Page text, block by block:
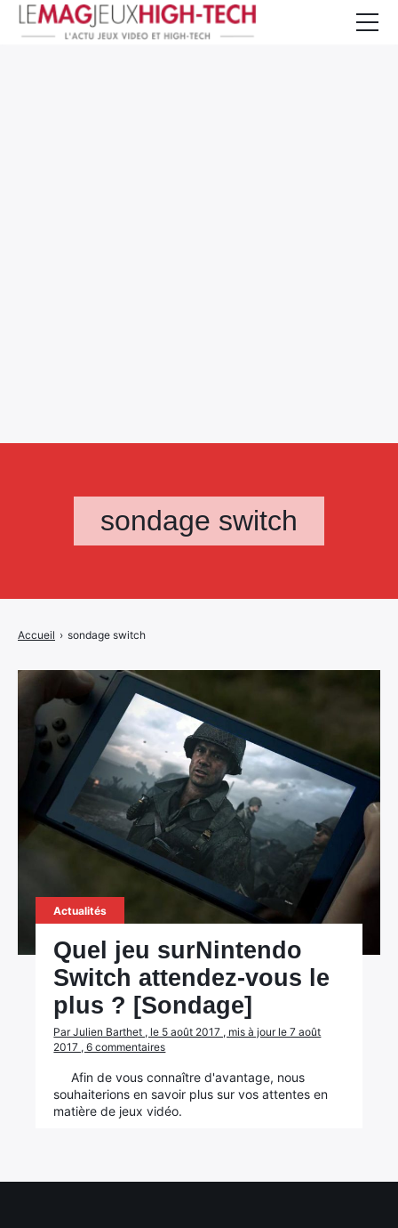
sondage switch
Accueil › sondage switch
Actualités
Quel jeu surNintendo
Switch attendez-vous le
plus ? [Sondage]
Par Julien Barthet , le 5 août 2017 , mis à jour le 7 août
2017 , 6 commentaires
Afin de vous connaître d'avantage, nous
souhaiterions en savoir plus sur vos attentes en
matière de jeux vidéo.